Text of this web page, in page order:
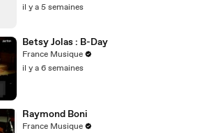
il y a 5 semaines
Betsy Jolas : B-Day
France Musique
il y a 6 semaines
Raymond Boni
France Musique